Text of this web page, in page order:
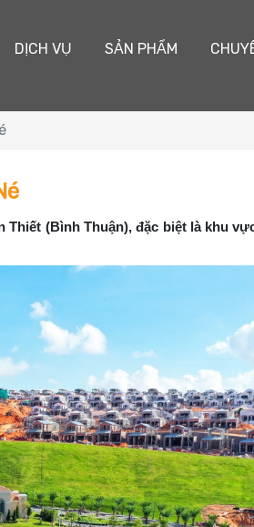
DỊCH VỤ SẢN PHẨM
(Bình Thuận), đặc biệt là khu